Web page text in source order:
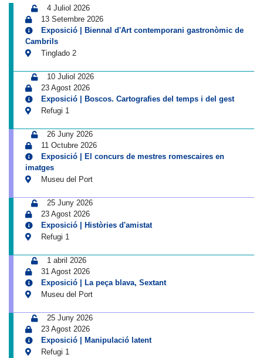
4 Juliol 2026
13 Setembre 2026
Exposició | Biennal d'Art contemporani gastronòmic de
Cambrils
Tinglado 2
10 Juliol 2026
23 Agost 2026
Exposició | Boscos. Cartografies del temps i del gest
Refugi 1
26 Juny 2026
11 Octubre 2026
Exposició | El concurs de mestres romescaires en
imatges
Museu del Port
25 Juny 2026
23 Agost 2026
Exposició | Històries d'amistat
Refugi 1
1 abril 2026
31 Agost 2026
Exposició | La peça blava, Sextant
Museu del Port
25 Juny 2026
23 Agost 2026
Exposició | Manipulació latent
Refugi 1